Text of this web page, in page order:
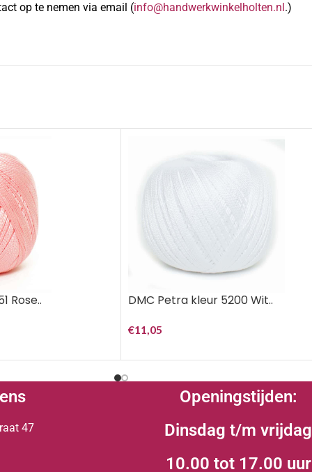
op te nemen via email (info@handwerkwinkelholten.nl.)
Rose.. DMC Petra kleur 5200 Wit..
€11,05
47
Openingstijden:
Dinsdag t/m vrijdag
10.00 tot 17.00 uur